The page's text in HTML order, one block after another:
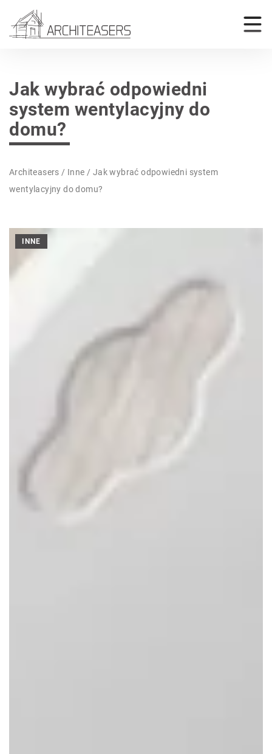
Jak wybrać odpowiedni
system wentylacyjny do
domu?
Architeasers / Inne / Jak wybrać odpowiedni system
wentylacyjny do domu?
INNE